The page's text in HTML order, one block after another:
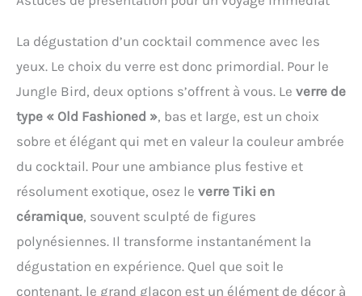
doseur est fabriqué en
qualité, ce qui lui confère
exceptionnelle. Que ce soit
pour un barman
mixologue amateur, ce
jigger résiste à une
utilisation quotidienne et
reste inoxydable.
UTILISATION POLYVALENTE :
Utilisez le barmass double
mesure non seulement
pour les cocktails, mais
aussi pour mesurer avec
précision la crème, le gin,
8,7 cm, et des hauteurs de
cuisine】: le design
conique le rend plus
pratique à utiliser, de sorte
que les aliments finissent
par tomber dans le bol
sans se renverser sur la
table. Vous pouvez
l'utiliser dans la cuisine
pour filtrer ou égoutter les
aliments. 【Utilisations
multiples】: vous pouvez
utiliser le filtre comme
filtre à cocktail et filtre à
thé, ce qui est très
approprié pour les
sur le dessus, peut être
accroché n'importe où
vous le souhaitez.
La dégustation d’un cocktail commence avec les
yeux. Le choix du verre est donc primordial. Pour le
Jungle Bird, deux options s’offrent à vous. Le verre de
type « Old Fashioned », bas et large, est un choix
sobre et élégant qui met en valeur la couleur ambrée
du cocktail. Pour une ambiance plus festive et
résolument exotique, osez le verre Tiki en
céramique, souvent sculpté de figures
polynésiennes. Il transforme instantanément la
dégustation en expérience. Quel que soit le
contenant, le grand glaçon est un élément de décor à